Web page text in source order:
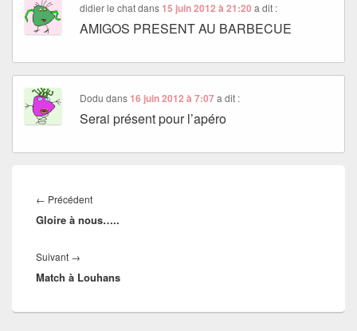
didier le chatdans 15 juin 2012 à 21:20 a dit :
AMIGOS PRESENT AU BARBECUE
Dodu dans 16 juin 2012 à 7:07 a dit :
Serai présent pour l’apéro
de
l’article
← PrécédentArticle
précédent :
Gloire à nous…..
Suivant →
suivant :
Match à Louhans